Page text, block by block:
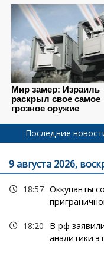
Последние
9 августа 2026,
18:57 Оккупанты
18:20
В рф
аналитики